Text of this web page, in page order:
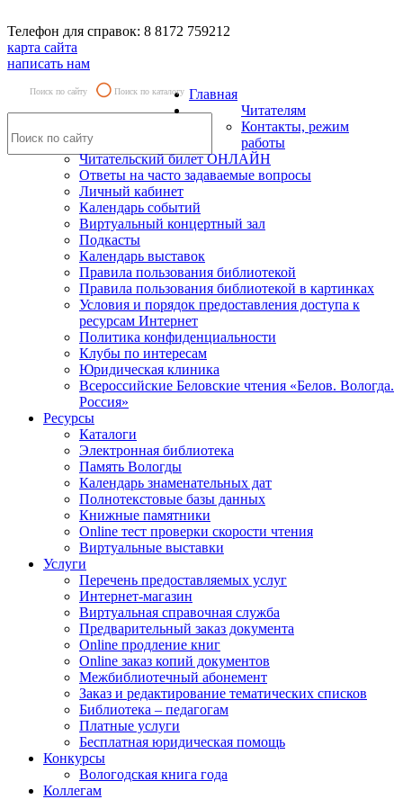
Телефон для справок: 8 8172 759212
карта сайта
написать нам
Поиск по сайту Поиск по каталогу Главная
Читателям
Контакты, режим
работы
Читательский билет ОНЛАЙН
Ответы на часто задаваемые вопросы
Личный кабинет
Календарь событий
Виртуальный концертный зал
Подкасты
Календарь выставок
Правила пользования библиотекой
Правила пользования библиотекой в картинках
Условия и порядок предоставления доступа к
ресурсам Интернет
Политика конфиденциальности
Клубы по интересам
Юридическая клиника
Всероссийские Беловские чтения «Белов. Вологда.
Россия»
Ресурсы
Каталоги
Электронная библиотека
Память Вологды
Календарь знаменательных дат
Полнотекстовые базы данных
Книжные памятники
Online тест проверки скорости чтения
Виртуальные выставки
Услуги
Перечень предоставляемых услуг
Интернет-магазин
Виртуальная справочная служба
Предварительный заказ документа
Online продление книг
Online заказ копий документов
Межбиблиотечный абонемент
Заказ и редактирование тематических списков
Библиотека – педагогам
Платные услуги
Бесплатная юридическая помощь
Конкурсы
Вологодская книга года
Коллегам